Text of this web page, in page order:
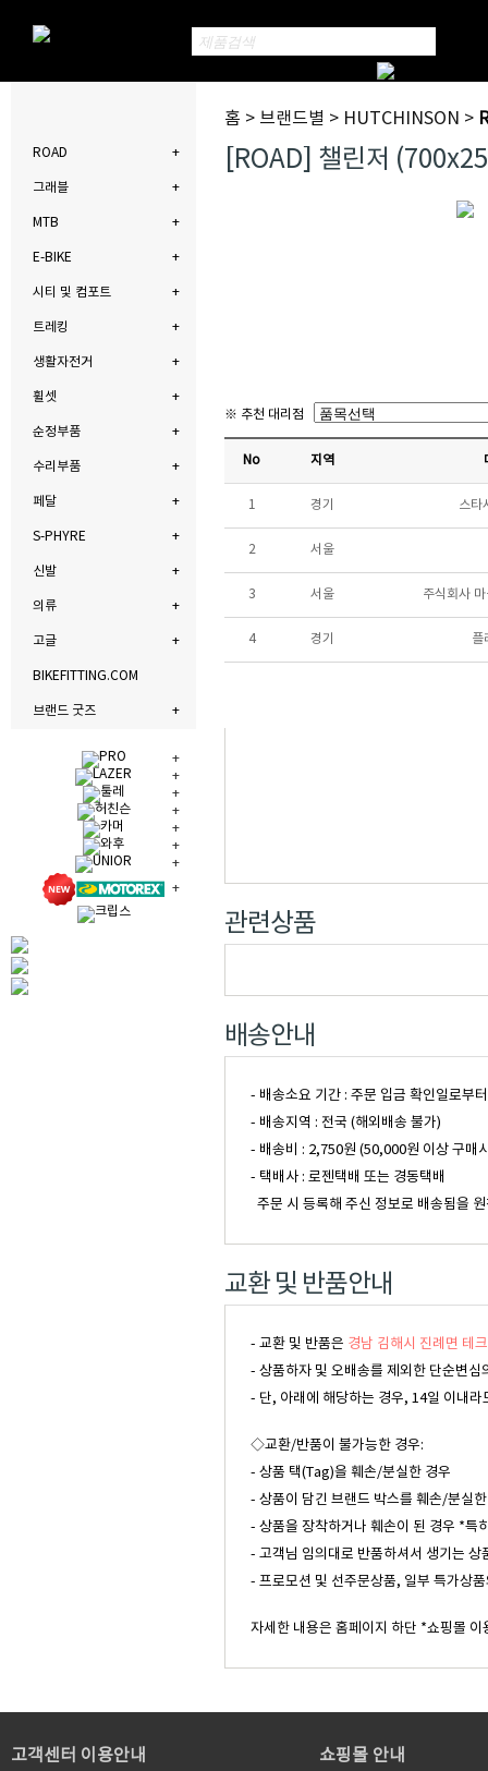
ROAD
그래블
MTB
E-BIKE
시티 및 컴포트
트레킹
생활자전거
휠셋
순정부품
수리부품
페달
S-PHYRE
신발
의류
고글
BIKEFITTING.COM
브랜드 굿즈
홈 > 브랜드별 > HUTCHINSON >
[ROAD] 챌린저
※ 추천 대리점
No 지역
1 경기 스타
2 서울
3 서울 주식회사
4 경기 플
관련상품
배송안내
- 배송소요 기간 : 주문 입금 확인일로부
- 배송지역 : 전국 (해외배송 불가)
- 배송비 : 2,750원 (50,000원 이상 구매
- 택배사 : 로젠택배 또는 경동택배
주문 시 등록해 주신 정보로 배송됨을
교환 및 반품안내
- 교환 및 반품은 경남 김해시 진례면 테
- 상품하자 및 오배송를 제외한 단순변
- 단, 아래에 해당하는 경우, 14일 이내
◇교환/반품이 불가능한 경우:
- 상품 택(Tag)을 훼손/분실한 경우
- 상품이 담긴 브랜드 박스를 훼손/분실
- 상품을 장착하거나 훼손이 된 경우 *특
- 고객님 임의대로 반품하셔서 생기는 상
- 프로모션 및 선주문상품, 일부 특가상
자세한 내용은 홈페이지 하단 *쇼핑몰
고객센터 이용안내 쇼핑몰 안내